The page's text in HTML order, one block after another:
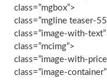
class=”mgbox”>
class=”mgline teaser-
class=”image-with-
class=”mcimg”>
class=”image-with-
class=”image-